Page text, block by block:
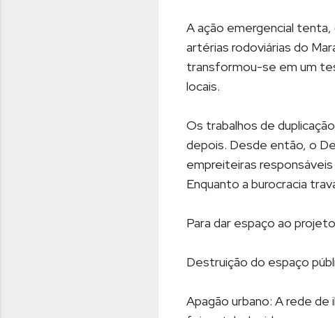
A ação emergencial
artérias rodoviárias do
transformou-se em um
locais.
Os trabalhos de
depois. Desde então, o
empreiteiras
Enquanto a burocracia
Para dar espaço ao
Destruição do espaço
Apagão urbano: A rede de